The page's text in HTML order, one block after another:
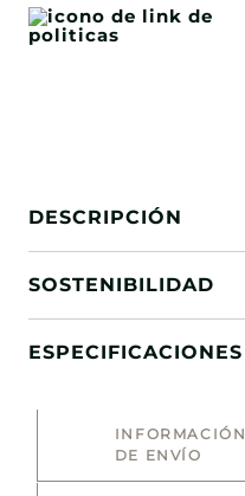
DESCRIPCIÓN
SOSTENIBILIDAD
ESPECIFICACIONES
INFORMACIÓN
DE ENVÍO